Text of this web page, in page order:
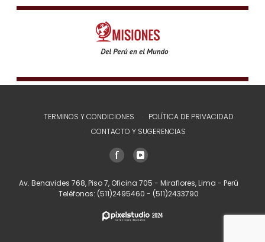
TERMINOS Y CONDICIONES
POLÍTICA DE PRIVACIDAD
CONTACTO Y SUGERENCIAS
Av. Benavides 768, Piso 7, Oficina 705 - Miraflores, Lima - Perú
Teléfonos: (511)2495460 - (511)2433790